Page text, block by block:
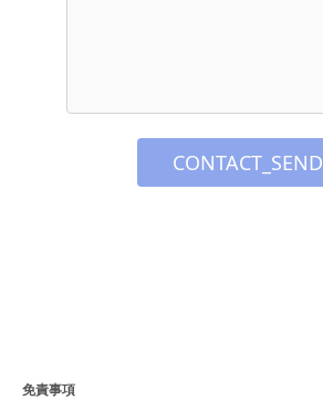
CONTACT_SEND
免責事項